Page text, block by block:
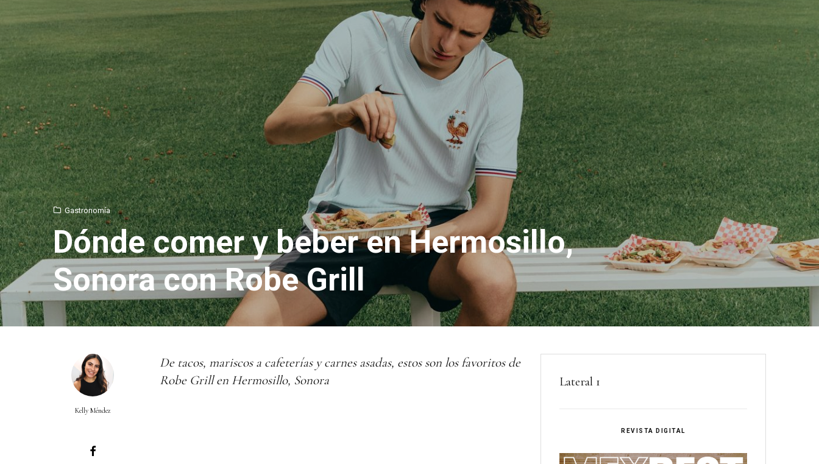
Gastronomía
Dónde comer y beber en Hermosillo,
Sonora con Robe Grill
Kelly Méndez
De tacos, mariscos a cafeterías y carnes asadas, estos son los favoritos de
Robe Grill en Hermosillo, Sonora
Lateral 1
REVISTA DIGITAL